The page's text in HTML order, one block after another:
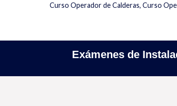
Curso Operador de Calderas, Curso
Exámenes de